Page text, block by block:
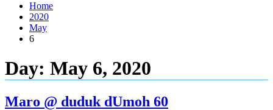
Home
2020
May
6
Day: May 6, 2020
Maro @ duduk dUmoh 60